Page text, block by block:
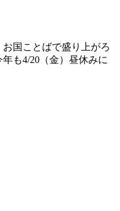
国ことばで盛り上がろ
も4/20（金）昼休みに